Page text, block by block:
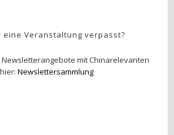
eine Veranstaltung verpasst?
Newsletterangebote mit Chinarelevanten
Newslettersammlung